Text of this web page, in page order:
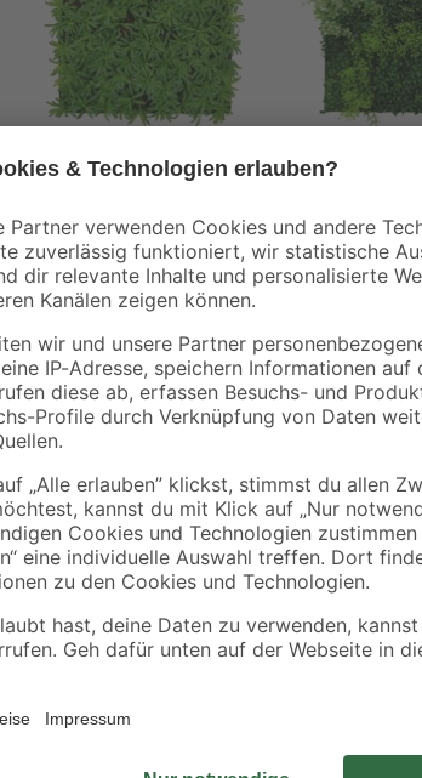
Wandpaneel 'Flora'
Steineibe 52 x 52 cm
44,99 €
Wandpaneel
pink 52 x 52
44,99
Erlebe die Schönheit der
lebendige Frische in
Anmutung direkt in
Atmosphäre. Das echte
das Raumklima durch
leicht zu installieren und
werden. Verleihe deinen
beruhigende Kraft der